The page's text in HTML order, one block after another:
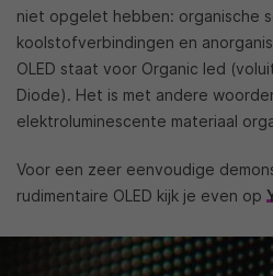
niet opgelet hebben: organische
koolstofverbindingen en
OLED staat voor Organic led
Diode). Het is met andere
elektroluminescente materiaal
Voor een zeer eenvoudige
rudimentaire OLED kijk je even op